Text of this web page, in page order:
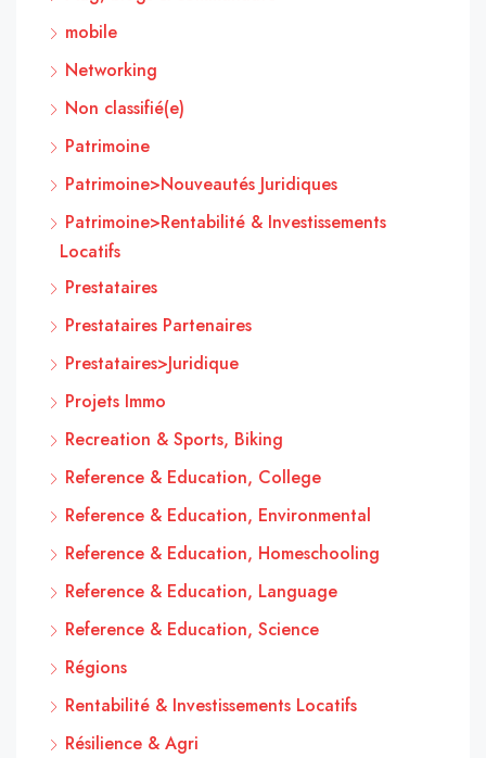
mobile
Networking
Non classifié(e)
Patrimoine
Patrimoine>Nouveautés Juridiques
Patrimoine>Rentabilité & Investissements
Locatifs
Prestataires
Prestataires Partenaires
Prestataires>Juridique
Projets Immo
Recreation & Sports, Biking
Reference & Education, College
Reference & Education, Environmental
Reference & Education, Homeschooling
Reference & Education, Language
Reference & Education, Science
Régions
Rentabilité & Investissements Locatifs
Résilience & Agri